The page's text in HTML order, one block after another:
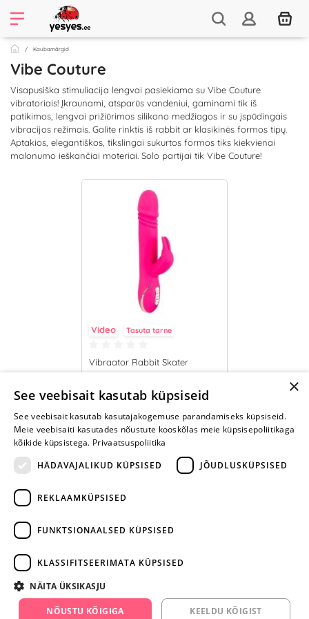
Kaubamärgid
Vibe Couture
Visapusiška stimuliacija lengvai pasiekiama su Vibe Couture
vibratoriais! Įkraunami, atsparūs vandeniui, gaminami tik iš
patikimos, lengvai prižiūrimos silikono medžiagos ir su įspūdingais
vibracijos režimais. Galite rinktis iš rabbit ar klasikinės formos tipų.
Aptakios, elegantiškos, tikslingai sukurtos formos tiks kiekvienai
malonumo ieškančiai moteriai. Solo partijai tik Vibe Couture!
Video Tasuta tarne
Vibraator Rabbit Skater
108.95 €
LISA OSTUKORVI
facebook.com/yesyes.ee
×
See veebisait kasutab küpsiseid
See veebisait kasutab kasutajakogemuse parandamiseks küpsiseid.
Meie veebisaiti kasutades nõustute kooskõlas meie küpsisepoliitikaga
kõikide küpsistega. Privaatsuspoliitika
HÄDAVAJALIKUD KÜPSISED
JÕUDLUSKÜPSISED
REKLAAMKÜPSISED
FUNKTSIONAALSED KÜPSISED
KLASSIFITSEERIMATA KÜPSISED
NÄITA ÜKSIKASJU
NÕUSTU KÕIGIGA KEELDU KÕIGIST